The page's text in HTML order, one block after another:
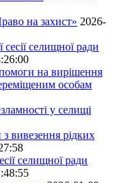
на захист» 2026-
селищної ради
на вирішення
особам
у селищі
вивезення рідких
селищної ради